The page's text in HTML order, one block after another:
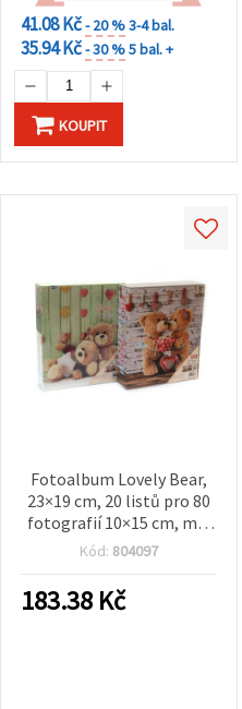
41.08 Kč- 20 %3-4 bal.
35.94 Kč- 30 %5 bal. +
KOUPIT
Fotoalbum Lovely Bear,
23×19 cm, 20 listů pro 80
fotografií 10×15 cm, mix
designů
Kód: 804097
183.38 Kč